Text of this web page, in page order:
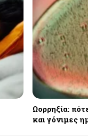
Ωορρηξία:
και γόνιμες